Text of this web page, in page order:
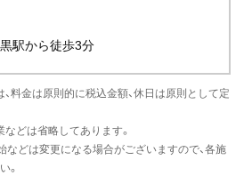
黒駅から徒歩3分
料金は原則的に税込金額、休日は原則として定
などは省略してあります。
始などは変更になる場合がございますので、各施
。